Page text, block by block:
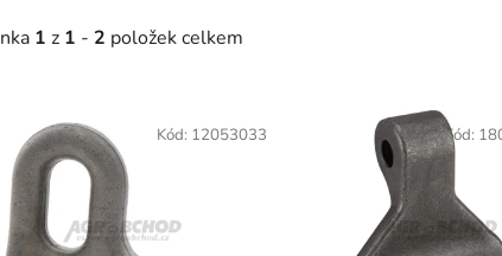
1 z 1 - 2 položek celkem
Kód: 12053033 Kód: